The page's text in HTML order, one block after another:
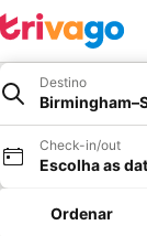
Destino
Check-in/out
Escolha as
Ordenar